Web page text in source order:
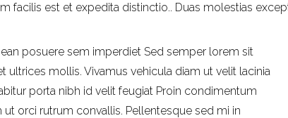
facilis est et expedita distinctio.. Duas molestias
posuere sem imperdiet Sed semper lorem sit
ultrices mollis. Vivamus vehicula diam ut velit lacinia
porta nibh id velit feugiat Proin condimentum
ut orci rutrum convallis. Pellentesque sed mi in